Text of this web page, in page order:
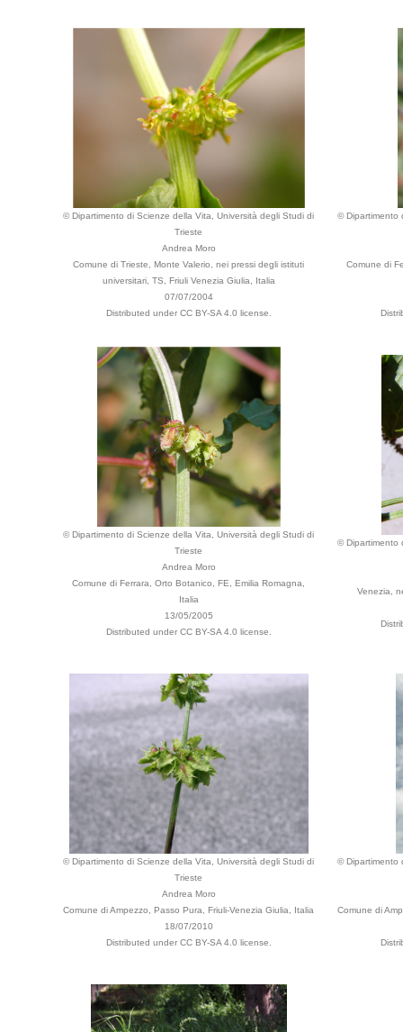
© Dipartimento di Scienze della Vita, Università degli Studi di
Trieste
Andrea Moro
Comune di Trieste, Monte Valerio, nei pressi degli istituti
universitari, TS, Friuli Venezia Giulia, Italia
07/07/2004
Distributed under CC BY-SA 4.0 license.
© Dipartimento
Comune di
© Dipartimento di Scienze della Vita, Università degli Studi di
Trieste
Andrea Moro
Comune di Ferrara, Orto Botanico, FE, Emilia Romagna,
Italia
13/05/2005
Distributed under CC BY-SA 4.0 license.
© Dipartimento
Venezia,
© Dipartimento di Scienze della Vita, Università degli Studi di
Trieste
Andrea Moro
Comune di Ampezzo, Passo Pura, Friuli-Venezia Giulia, Italia
18/07/2010
Distributed under CC BY-SA 4.0 license.
© Dipartimento
Comune di